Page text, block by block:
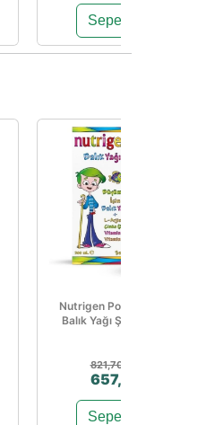
Sepete Ekle
Nutrigen Portakal Aromalı
Balık Yağı Şurubu 200 Ml
821,70 TL
657,36 TL
Sepete Ekle